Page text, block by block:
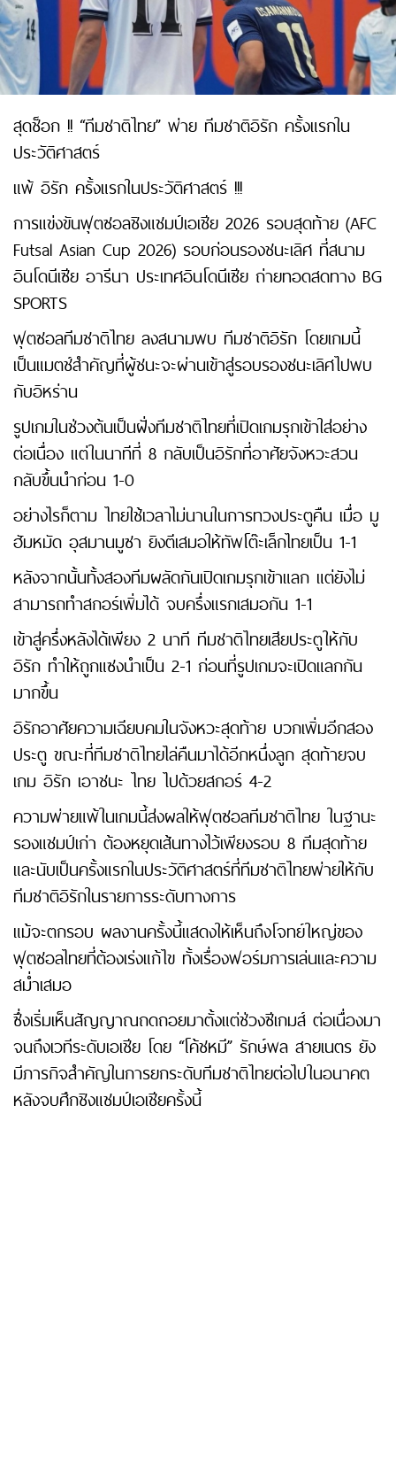
สุดช็อก !! “ทีมชาติไทย” พ่าย ทีมชาติอิรัก ครั้งแรกใน
ประวัติศาสตร์
แพ้ อิรัก ครั้งแรกในประวัติศาสตร์ !!!
การแข่งขันฟุตซอลชิงแชมป์เอเชีย 2026 รอบสุดท้าย (AFC
Futsal Asian Cup 2026) รอบก่อนรองชนะเลิศ ที่สนาม
อินโดนีเซีย อารีนา ประเทศอินโดนีเซีย ถ่ายทอดสดทาง BG
SPORTS
ฟุตซอลทีมชาติไทย ลงสนามพบ ทีมชาติอิรัก โดยเกมนี้
เป็นแมตช์สำคัญที่ผู้ชนะจะผ่านเข้าสู่รอบรองชนะเลิศไปพบ
กับอิหร่าน
รูปเกมในช่วงต้นเป็นฝั่งทีมชาติไทยที่เปิดเกมรุกเข้าใส่อย่าง
ต่อเนื่อง แต่ในนาทีที่ 8 กลับเป็นอิรักที่อาศัยจังหวะสวน
กลับขึ้นนำก่อน 1-0
อย่างไรก็ตาม ไทยใช้เวลาไม่นานในการทวงประตูคืน เมื่อ มู
ฮัมหมัด อุสมานมูซา ยิงตีเสมอให้ทัพโต๊ะเล็กไทยเป็น 1-1
หลังจากนั้นทั้งสองทีมผลัดกันเปิดเกมรุกเข้าแลก แต่ยังไม่
สามารถทำสกอร์เพิ่มได้ จบครึ่งแรกเสมอกัน 1-1
เข้าสู่ครึ่งหลังได้เพียง 2 นาที ทีมชาติไทยเสียประตูให้กับ
อิรัก ทำให้ถูกแซงนำเป็น 2-1 ก่อนที่รูปเกมจะเปิดแลกกัน
มากขึ้น
อิรักอาศัยความเฉียบคมในจังหวะสุดท้าย บวกเพิ่มอีกสอง
ประตู ขณะที่ทีมชาติไทยไล่คืนมาได้อีกหนึ่งลูก สุดท้ายจบ
เกม อิรัก เอาชนะ ไทย ไปด้วยสกอร์ 4-2
ความพ่ายแพ้ในเกมนี้ส่งผลให้ฟุตซอลทีมชาติไทย ในฐานะ
รองแชมป์เก่า ต้องหยุดเส้นทางไว้เพียงรอบ 8 ทีมสุดท้าย
และนับเป็นครั้งแรกในประวัติศาสตร์ที่ทีมชาติไทยพ่ายให้กับ
ทีมชาติอิรักในรายการระดับทางการ
แม้จะตกรอบ ผลงานครั้งนี้แสดงให้เห็นถึงโจทย์ใหญ่ของ
ฟุตซอลไทยที่ต้องเร่งแก้ไข ทั้งเรื่องฟอร์มการเล่นและความ
สม่ำเสมอ
ซึ่งเริ่มเห็นสัญญาณถดถอยมาตั้งแต่ช่วงซีเกมส์ ต่อเนื่องมา
จนถึงเวทีระดับเอเชีย โดย “โค้ชหมี” รักษ์พล สายเนตร ยัง
มีภารกิจสำคัญในการยกระดับทีมชาติไทยต่อไปในอนาคต
หลังจบศึกชิงแชมป์เอเชียครั้งนี้